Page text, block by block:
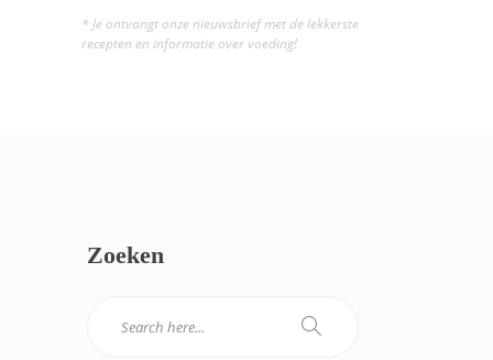
* Je ontvangt onze nieuwsbrief met de lekkerste
recepten en informatie over voeding!
Zoeken